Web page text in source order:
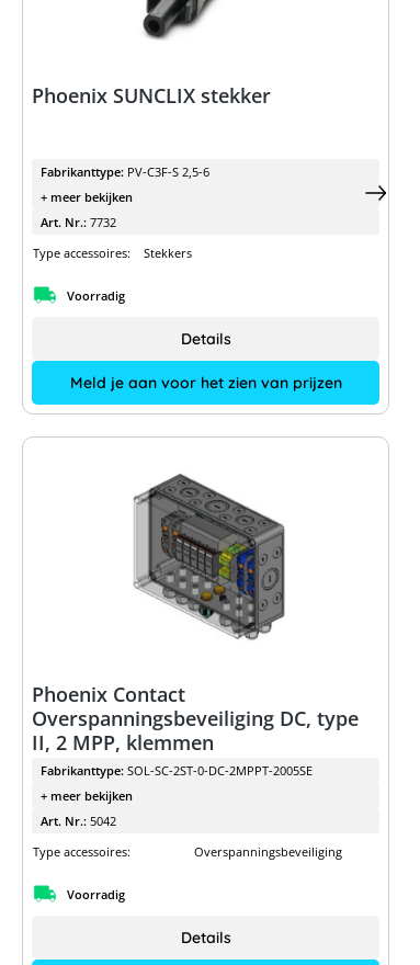
Phoenix SUNCLIX stekker
Fabrikanttype: PV-C3F-S 2,5-6
+ meer bekijken
Art. Nr.: 7732
Type accessoires:
Stekkers
Voorradig
Meld je aan voor het zien van prijzen
Details
Phoenix Contact
Overspanningsbeveiliging DC, type
II, 2 MPP, klemmen
Fabrikanttype: SOL-SC-2ST-0-DC-2MPPT-2005SE
+ meer bekijken
Art. Nr.: 5042
Type accessoires:
Overspanningsbeveiliging
Voorradig
Details